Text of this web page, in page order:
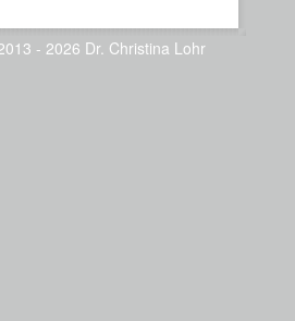
- 2026 Dr. Christina Lohr